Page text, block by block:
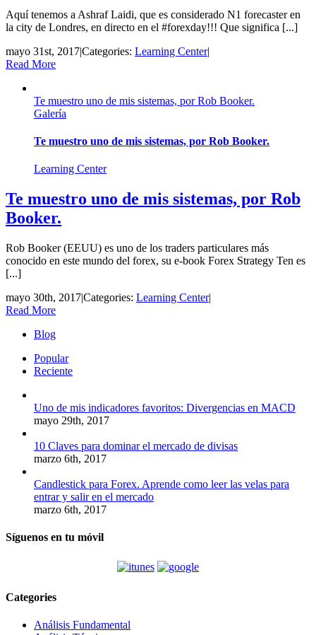
Aquí tenemos a Ashraf Laidi, que es considerado N1 forecaster en
la city de Londres, en directo en el #forexday!!! Que significa [...]
mayo 31st, 2017|Categories: Learning Center|
Read More
Te muestro uno de mis sistemas, por Rob Booker.
Galería
Te muestro uno de mis sistemas, por Rob Booker.
Learning Center
Te muestro uno de mis sistemas, por Rob
Booker.
Rob Booker (EEUU) es uno de los traders particulares más
conocido en este mundo del forex, su e-book Forex Strategy Ten es
[...]
mayo 30th, 2017|Categories: Learning Center|
Read More
Blog
Popular
Reciente
Uno de mis indicadores favoritos: Divergencias en MACD
mayo 29th, 2017
10 Claves para dominar el mercado de divisas
marzo 6th, 2017
Candlestick para Forex. Aprende como leer las velas para
entrar y salir en el mercado
marzo 6th, 2017
Síguenos en tu móvil
Categories
Análisis Fundamental